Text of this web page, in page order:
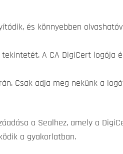
és könnyebben
A CA DigiCert logója
Csak adja meg nekünk a
a Sealhez, amely a
a gyakorlatban.